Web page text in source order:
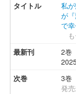
私
が
で
2巻
3巻
発